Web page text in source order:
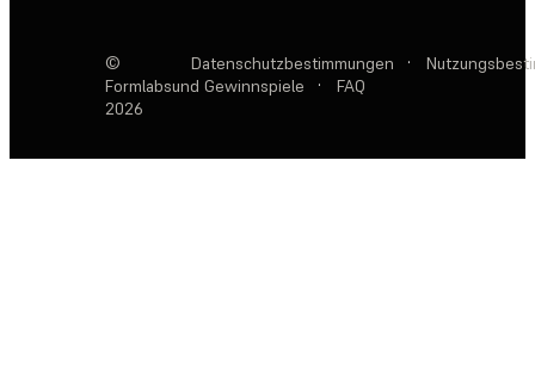
©
Formlabs
2026
Datenschutzbestimmungen ·
und Gewinnspiele
· FAQ